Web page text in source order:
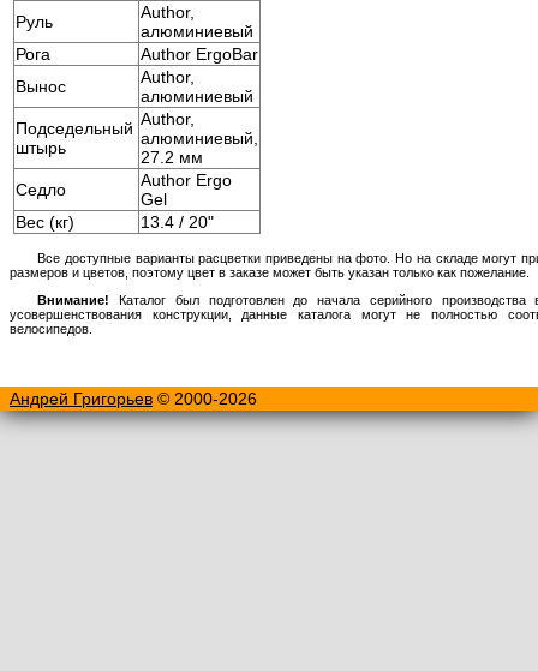
Руль
Author,
алюминиевый
Рога
Author ErgoBar
Вынос
Author,
алюминиевый
Подседельный
штырь
Author,
алюминиевый,
27.2 мм
Седло
Author Ergo
Gel
Вес (кг)
13.4 / 20"
Все доступные варианты расцветки приведены на фото. Но на складе могут
размеров и цветов, поэтому цвет в заказе может быть указан только как пожелание.
Внимание!
Каталог был подготовлен до начала серийного производства
усовершенствования конструкции, данные каталога могут не полностью
велосипедов.
Андрей Григорьев © 2000-2026